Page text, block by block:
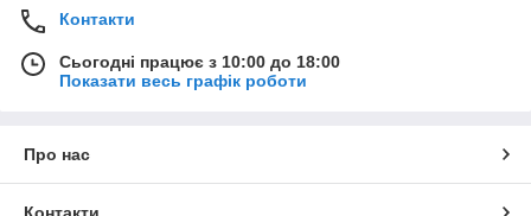
Контакти
Сьогодні працює з 10:00 до 18:00
Показати весь графік роботи
Про нас